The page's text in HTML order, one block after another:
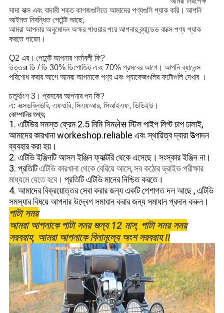
সাদা বাক্স এবং বাদামী শক্ত কাগজগুলিতে আমাদের পণ্যগুলি প্যাক করি। আপনি
আইনত নিবন্ধিত পেটেন্ট আছে,
আমরা আপনার অনুমোদন অক্ষর পাওয়ার পরে আপনার ব্র্যান্ডেড বাক্সে পণ্য প্যাক
করতে পারেন।
Q2 এর। পেমেন্ট আপনার শর্তাবলী কি?
উত্তরঃ ডি / ডি 30% ডিপোজিট এবং 70% প্রসবের আগে। আপনি ব্যালেন্স
পরিশোধ করার আগে আমরা আপনাকে পণ্য এবং প্যাকেজগুলির ফটোগুলি দেখাব ।
চতুর্থাংশ 3। প্রসবের আপনার পদ কি?
এ: এক্সডব্লিউবি, এফওবি, সিএফআর, সিআইএফ, ডিডিইউ।
কোম্পানির তথ্য;
1. এটিভির সমস্ত ফ্রেম 2.5 মিমি সিমलेस স্টিল পাইপ লিগ্ট চাপ ঢালাই,
আমাদের কারখানা workeshop.reliable এবং স্থায়িত্ব দ্বারা উত্পাদন
ব্যবহার করা হয়।
2. এটিভি ইঞ্জিনটি আসল ইঞ্জিন ফ্যাক্টরি থেকে এসেছে। সংস্কার ইঞ্জিন না।
3. প্রতিটিএটিভি কারখানা থেকে বেরিয়ে আসে,সব কঠোর ড্রাইভ পরীক্ষার
মাধ্যমে যেতে হবে। প্রতিটি এটিভি মানের নিশ্চিত করতে।
4. আমাদেরবিক্রয়োত্তর সেবাকরার জন্যএকটিপেশাগত দল আছে ,এটিভি
সমস্যার বিষয়ে আপনার উদ্বেগ সমাধান করার জন্য সমাধান প্রদান করুন।
পাটা সময়
আমরা আপনাকে পাটা সময় জন্য 12 মাস, পাটা সময় সময়
সরবরাহ, আমরা আপনাকে বিনামূল্যে অংশ সরবরাহ !!